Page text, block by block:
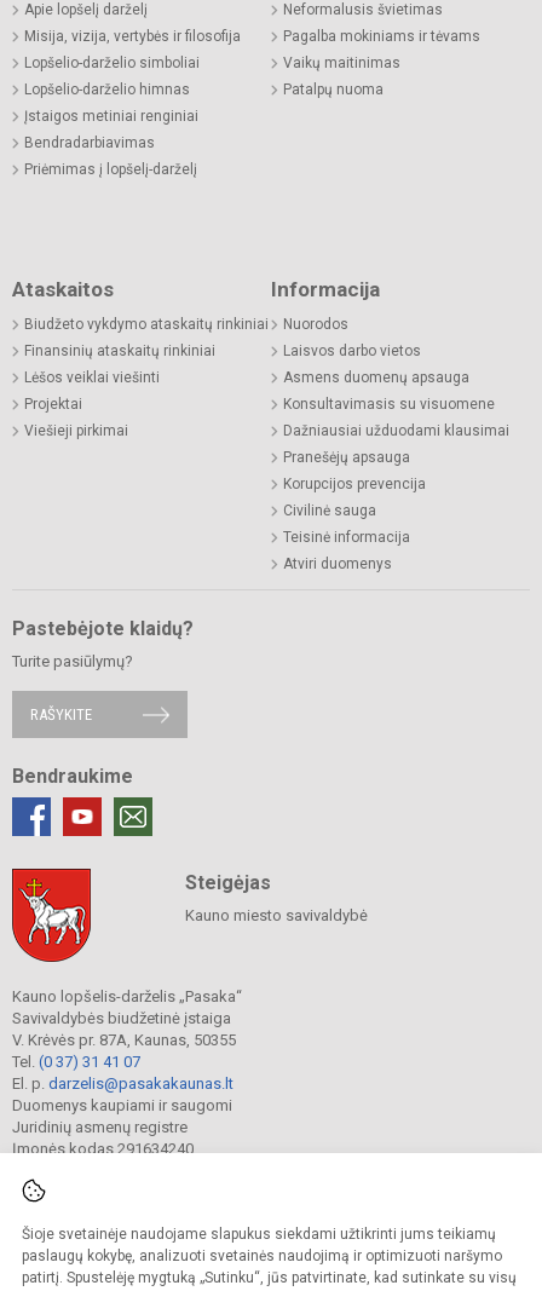
Šioje svetainėje naudojame slapukus siekdami užtikrinti jums teikiamų
paslaugų kokybę, analizuoti svetainės naudojimą ir optimizuoti naršymo
patirtį. Spustelėję mygtuką „Sutinku“, jūs patvirtinate, kad sutinkate su visų
Apie lopšelį darželį
Misija, vizija, vertybės ir filosofija
Lopšelio-darželio simboliai
Lopšelio-darželio himnas
Įstaigos metiniai renginiai
Bendradarbiavimas
Priėmimas į lopšelį-darželį
Neformalusis švietimas
Pagalba mokiniams ir tėvams
Vaikų maitinimas
Patalpų nuoma
Ataskaitos
Biudžeto vykdymo ataskaitų rinkiniai
Finansinių ataskaitų rinkiniai
Lėšos veiklai viešinti
Projektai
Viešieji pirkimai
Informacija
Nuorodos
Laisvos darbo vietos
Asmens duomenų apsauga
Konsultavimasis su visuomene
Dažniausiai užduodami klausimai
Pranešėjų apsauga
Korupcijos prevencija
Civilinė sauga
Teisinė informacija
Atviri duomenys
Pastebėjote klaidų?
Turite pasiūlymų?
RAŠYKITE
Bendraukime
Steigėjas
Kauno miesto savivaldybė
Kauno lopšelis-darželis „Pasaka“
Savivaldybės biudžetinė įstaiga
V. Krėvės pr. 87A, Kaunas, 50355
Tel. (0 37) 31 41 07
El. p. darzelis@pasakakaunas.lt
Duomenys kaupiami ir saugomi
Juridinių asmenų registre
Įmonės kodas 291634240
© 2022. Kauno lopšelis-darželis „Pasaka“. Visos teisės saugomos.
Kopijuoti turinį be raštiško įstaigos administracijos sutikimo griežtai draudžiama.
Prieinamumo paraiška Slapukų valdymas